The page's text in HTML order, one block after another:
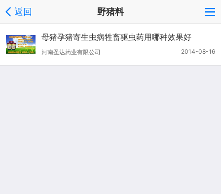
返回 野猪料
母猪孕猪寄生虫病牲畜驱虫药用哪种效果好
2014-08-16
河南圣达药业有限公司